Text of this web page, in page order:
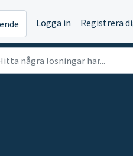
Logga in Registrera